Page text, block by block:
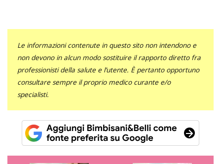
Le informazioni contenute in questo sito non intendono e
non devono in alcun modo sostituire il rapporto diretto fra
professionisti della salute e l’utente. È pertanto opportuno
consultare sempre il proprio medico curante e/o
specialisti.